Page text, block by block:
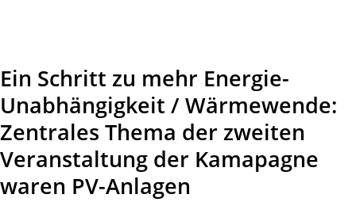
Ein Schritt zu mehr Energie-
Unabhängigkeit / Wärmewende:
Zentrales Thema der zweiten
Veranstaltung der Kamapagne
waren PV-Anlagen